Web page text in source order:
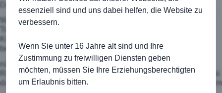
Doch schon die ersten drei Einzel stimmten positiv.
Wenn auch denkbar knapp, alle Spiele wurden erst im Match-
Tiebraek entschieden, gewannen Peter Seitz, Thomas
Kolasinski und Michael Sorg. Uneinholbar führte man dann
bereits nach den
nächsten drei Einzeln mit 5:1. Jürgen Grasmüller und Alfred
Raczynski gewannen ebenfalls ihre Matches. Alfred Raczynski
dabei mit 6:0 und 6:0. Lediglich Ebbi Lauton musste trotz gutem
essenziell sind und uns dabei helfen, die Website zu
verbessern.
Wenn Sie unter 16 Jahre alt sind und Ihre
Zustimmung zu freiwilligen Diensten geben
möchten, müssen Sie Ihre Erziehungsberechtigten
um Erlaubnis bitten.